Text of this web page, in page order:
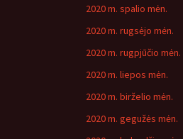
2020 m. spalio mėn.
2020 m. rugsėjo mėn.
2020 m. rugpjūčio mėn.
2020 m. liepos mėn.
2020 m. birželio mėn.
2020 m. gegužės mėn.